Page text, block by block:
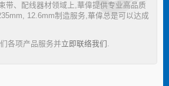
带、配线器材领域上,華偉提供专业高品质
12.6mm制造服务,華偉总是可以达成
各项产品服务并立即联络我们 .